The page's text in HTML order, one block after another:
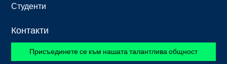
Студенти
Контакти
Присъединете се към нашата талантлива общност